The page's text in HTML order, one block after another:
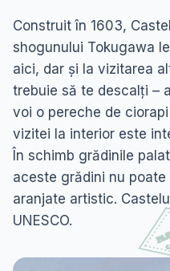
Construit în 1603,
shogunului Tokugawa
aici, dar și la vizitarea
trebuie să te descalți –
voi o pereche de
vizitei la interior este
În schimb grădinile
aceste grădini nu
aranjate artistic.
UNESCO.